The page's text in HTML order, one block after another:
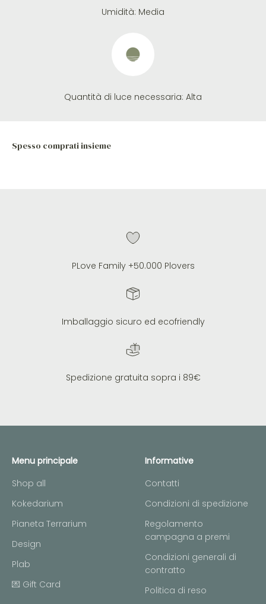
Umidità: Media
Quantità di luce necessaria: Alta
PLove Family +50.000 Plovers
Imballaggio sicuro ed ecofriendly
Spedizione gratuita sopra i 89€
Menu principale
Shop all
Kokedarium
Pianeta Terrarium
Design
Plab
💌 Gift Card
Informative
Contatti
Condizioni di spedizione
Regolamento
campagna a premi
Condizioni generali di
contratto
Politica di reso